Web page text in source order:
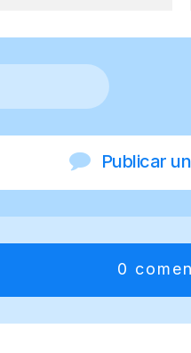
Publicar
0